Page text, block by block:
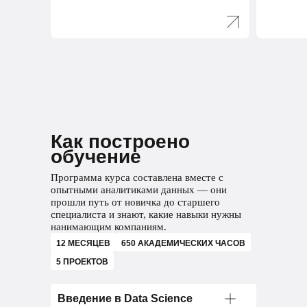
Как построено
обучение
Программа курса составлена вместе с
опытными аналитиками данных — они
прошли путь от новичка до старшего
специалиста и знают, какие навыки нужны
нанимающим компаниям.
12 МЕСЯЦЕВ
650 АКАДЕМИЧЕСКИХ ЧАСОВ
5 ПРОЕКТОВ
Введение в Data Science
Маркетинговый
аналитик
Анализирует рынок, конкурентов
и маркетинг компании
Анализирует рекламные кампании
и оценивает их эффективность
оценки маркетинговых гипотез
Составляет аналитические отчеты